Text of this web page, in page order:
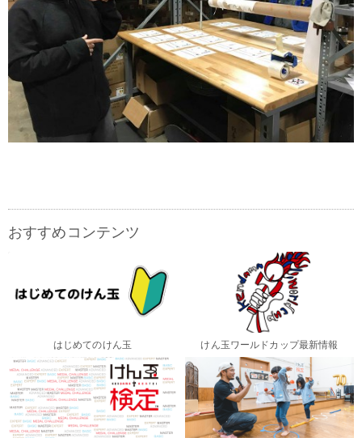
おすすめコンテンツ
はじめてのけん玉 けん玉ワールドカップ最新情報